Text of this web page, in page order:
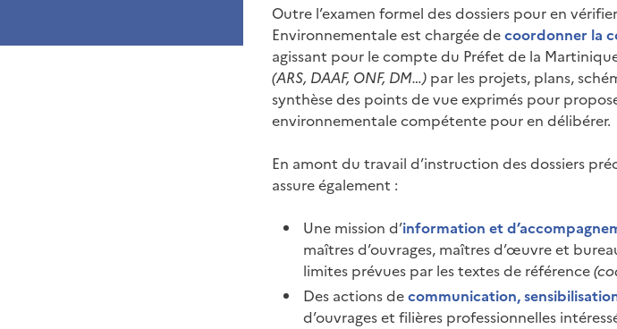
Outre l’examen formel des dossiers pour en
Environnementale est chargée decoordonner la
agissant pour le compte du Préfet de la
(ARS, DAAF, ONF, DM…) par les projets, plans,
synthèse des points de vue exprimés pour
environnementale compétente pour en délibérer.
En amont du travail d’instruction des dossiers
assure également :
Une mission d’information et
maîtres d’ouvrages, maîtres d’œuvre et
limites prévues par les textes de référence
Des actions decommunication,
d’ouvrages et filières professionnelles